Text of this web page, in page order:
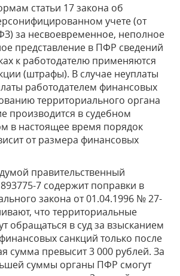
статьи 17 закона об
учете (от
за несвоевременное, неполное
представление в ПФР сведений
к работодателю применяются
(штрафы). В случае неуплаты
работодателем финансовых
территориального органа
производится в судебном
в настоящее время порядок
от размера финансовых
правительственный
7 содержит поправки в
закона от 01.04.1996 № 27-
что территориальные
обращаться в суд за взысканием
санкций только после
сумма превысит 3 000 рублей. За
суммы органы ПФР смогут